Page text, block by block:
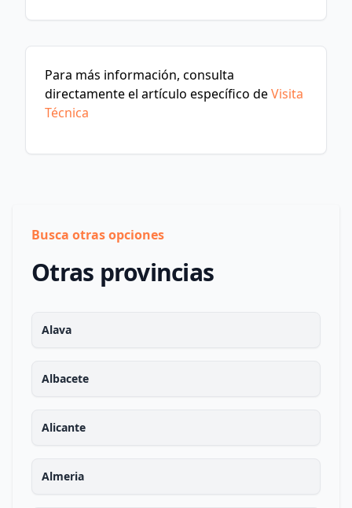
Para más información, consulta
directamente el artículo específico deVisita
Técnica
Busca otras opciones
Otras provincias
Alava
Albacete
Alicante
Almeria